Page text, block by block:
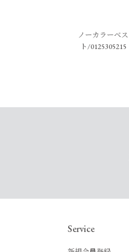
ノーカラーベス
ト/0125305215
Service